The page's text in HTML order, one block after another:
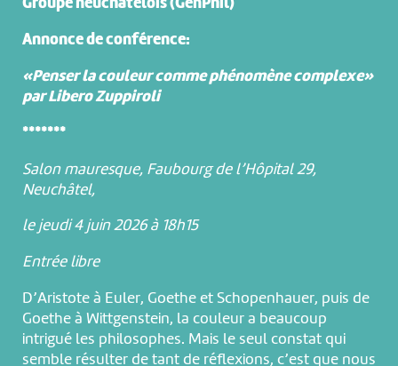
Groupe neuchâtelois (GenPhil)
Annonce de conférence:
«Penser la couleur comme phénomène complexe»
par Libero Zuppiroli
*******
Salon mauresque, Faubourg de l’Hôpital 29,
Neuchâtel,
le jeudi 4 juin 2026 à 18h15
Entrée libre
D’Aristote à Euler, Goethe et Schopenhauer, puis de
Goethe à Wittgenstein, la couleur a beaucoup
intrigué les philosophes. Mais le seul constat qui
semble résulter de tant de réflexions, c’est que nous